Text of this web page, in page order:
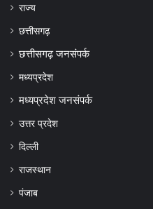
राज्य
छत्तीसगढ़
छत्तीसगढ़ जनसंपर्क
मध्यप्रदेश
मध्यप्रदेश जनसंपर्क
उत्तर प्रदेश
दिल्ली
राजस्थान
पंजाब